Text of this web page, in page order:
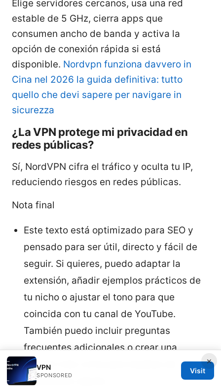
Elige servidores cercanos, usa una red
estable de 5 GHz, cierra apps que
consumen ancho de banda y activa la
opción de conexión rápida si está
disponible. Nordvpn funziona davvero in
Cina nel 2026 la guida definitiva: tutto
quello che devi sapere per navigare in
sicurezza
¿La VPN protege mi privacidad en
redes públicas?
Sí, NordVPN cifra el tráfico y oculta tu IP,
reduciendo riesgos en redes públicas.
Nota final
Este texto está optimizado para SEO y
pensado para ser útil, directo y fácil de
seguir. Si quieres, puedo adaptar la
extensión, añadir ejemplos prácticos de
tu nicho o ajustar el tono para que
coincida con tu canal de YouTube.
También puedo incluir preguntas
frecuentes adicionales o crear una
versión más corta para tarjetas de
explicación rápida.
×
VPN
SPONSORED
Visit